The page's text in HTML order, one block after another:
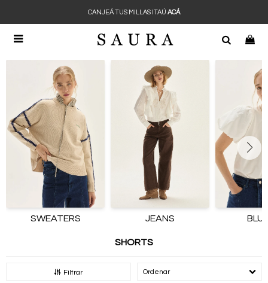

CANJEÁ TUS MILLAS ITAÚ ACÁ
SWEATERS JEANS
SHORTS
Filtrar Recomendados